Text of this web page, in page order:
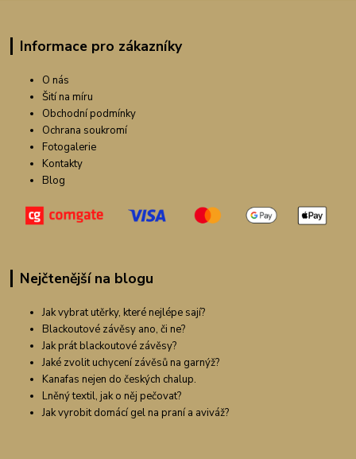
Informace pro zákazníky
O nás
Šití na míru
Obchodní podmínky
Ochrana soukromí
Fotogalerie
Kontakty
Blog
Nejčtenější na blogu
Jak vybrat utěrky, které nejlépe sají?
Blackoutové závěsy ano, či ne?
Jak prát blackoutové závěsy?
Jaké zvolit uchycení závěsů na garnýž?
Kanafas nejen do českých chalup.
Lněný textil, jak o něj pečovat?
Jak vyrobit domácí gel na praní a aviváž?